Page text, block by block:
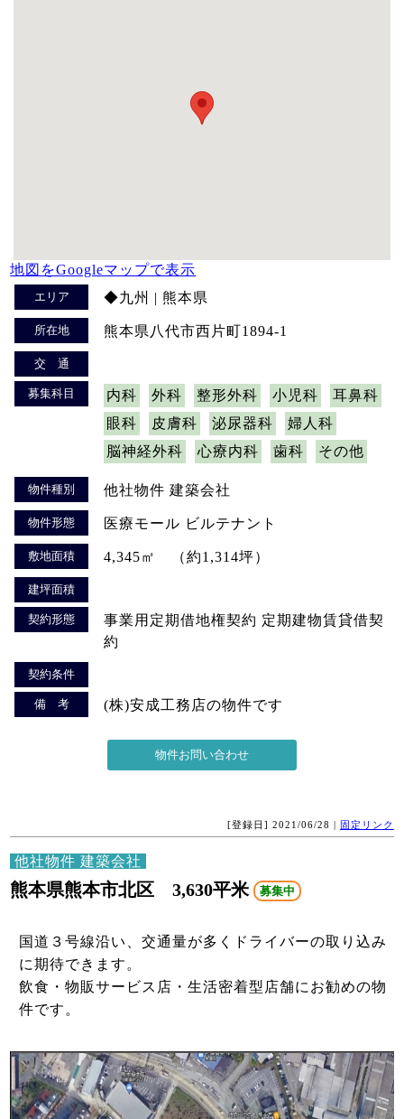
地図をGoogleマップで表示
エリア ◆九州 | 熊本県
所在地 熊本県八代市西片町1894-1
交 通
募集科目 内科 外科 整形外科 小児科
耳鼻科
眼科
皮膚科 泌尿器科
婦人科
脳神経外科
心療内科 歯科 その他
物件種別 他社物件 建築会社
物件形態 医療モール ビルテナント
敷地面積 4,345㎡ （約1,314坪）
建坪面積
契約形態
事業用定期借地権契約 定期建物賃貸借契
約
契約条件
備 考 (株)安成工務店の物件です
[登録日] 2021/06/28 | 固定リンク
他社物件 建築会社
熊本県熊本市北区 3,630平米 募集中
国道３号線沿い、交通量が多くドライバーの取り込み
に期待できます。
飲食・物販サービス店・生活密着型店舗にお勧めの物
件です。